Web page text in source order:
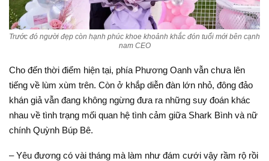
Trước đó người đẹp còn hạnh phúc khoe khoảnh khắc đón tuổi mới bên cạnh
nam CEO
Cho đến thời điểm hiện tại, phía Phương Oanh vẫn chưa lên
tiếng về lùm xùm trên. Còn ở khắp diễn đàn lớn nhỏ, đông đảo
khán giả vẫn đang không ngừng đưa ra những suy đoán khác
nhau về tình trạng mối quan hệ tình cảm giữa Shark Bình và nữ
chính Quỳnh Búp Bê.
– Yêu đương có vài tháng mà làm như đám cưới vậy rầm rộ rồi